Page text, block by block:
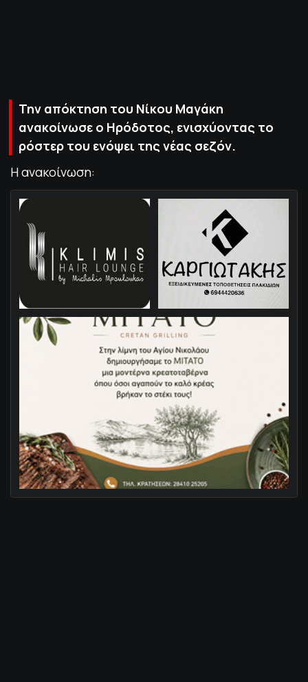
Την απόκτηση του Νίκου Μαγάκη
ανακοίνωσε ο Ηρόδοτος, ενισχύοντας το
ρόστερ του ενόψει της νέας σεζόν.
Η ανακοίνωση: